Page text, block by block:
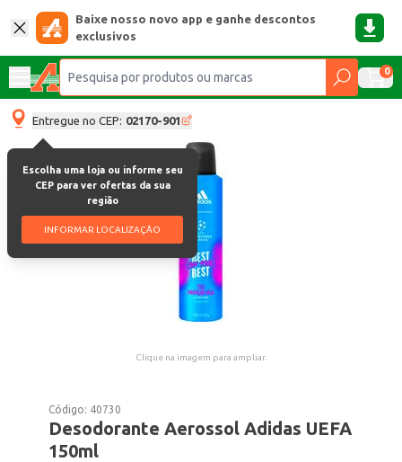
Baixe nosso novo app e ganhe descontos
exclusivos
0
Entregue no CEP: 02170-901
Escolha uma loja ou informe seu
CEP para ver ofertas da sua
região
INFORMAR LOCALIZAÇÃO
Clique na imagem para ampliar.
Código: 40730
Desodorante Aerossol Adidas UEFA
150ml